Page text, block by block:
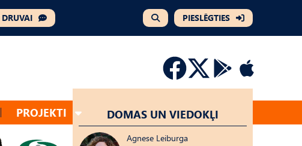
PIESLĒGTIES
PROJEKTI DOMAS UN VIEDOKĻI
Agnese Leiburga